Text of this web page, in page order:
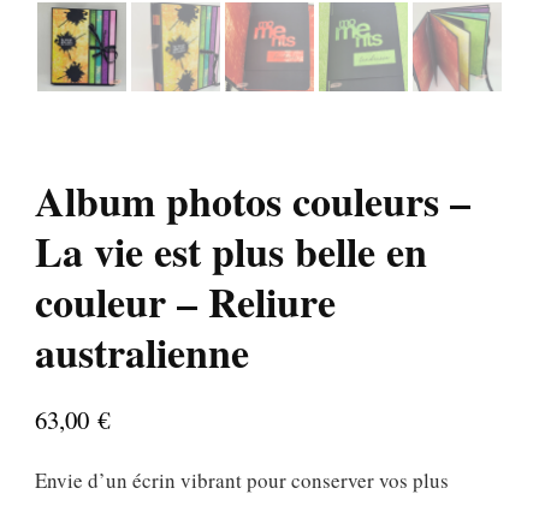
Album photos couleurs –
La vie est plus belle en
couleur – Reliure
australienne
63,00 €
Envie d’un écrin vibrant pour conserver vos plus